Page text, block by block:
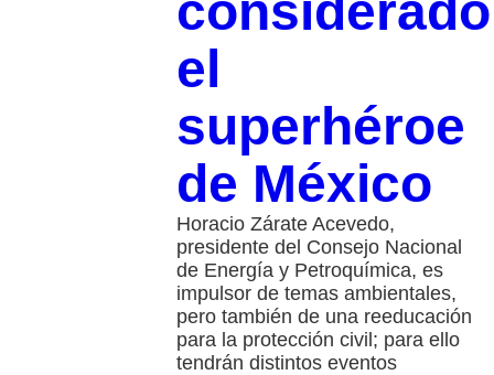
el
superhéroe
de México
Horacio Zárate Acevedo,
presidente del Consejo Nacional
de Energía y Petroquímica, es
impulsor de temas ambientales,
pero también de una reeducación
para la protección civil; para ello
tendrán distintos eventos